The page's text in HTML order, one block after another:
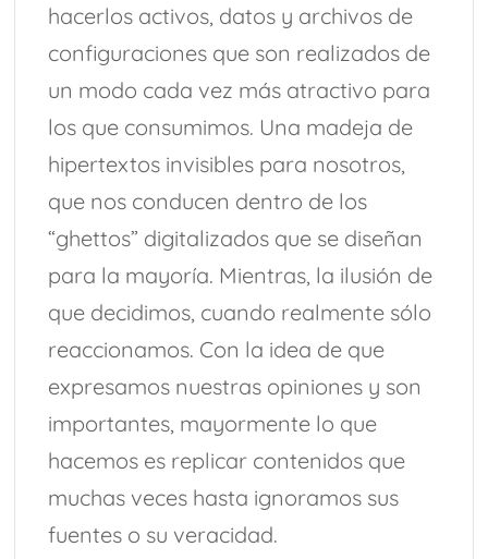
hacerlos activos, datos y archivos de
configuraciones que son realizados de
un modo cada vez más atractivo para
los que consumimos. Una madeja de
hipertextos invisibles para nosotros,
que nos conducen dentro de los
“ghettos” digitalizados que se diseñan
para la mayoría. Mientras, la ilusión de
que decidimos, cuando realmente sólo
reaccionamos. Con la idea de que
expresamos nuestras opiniones y son
importantes, mayormente lo que
hacemos es replicar contenidos que
muchas veces hasta ignoramos sus
fuentes o su veracidad.